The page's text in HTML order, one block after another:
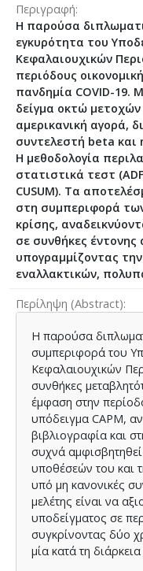
Περιγραφή
Η παρούσα
εγκυρότητα του
Κεφαλαιουχικών
περιόδους
πανδημία COVID-19.
δείγμα οκτώ
αμερικανική αγορά,
συντελεστή beta και
Η μεθοδολογία
στατιστικά τεστ
CUSUM). Τα
στη συμπεριφορά
κρίσης,
σε συνθήκες έντονης
υπογραμμίζοντας
εναλλακτικών,
Περίληψη (Abstract)
Η παρούσα
συμπεριφορά του
Κεφαλαιουχικών
συνθήκες
έμφαση στην
υπόδειγμα CAPM,
βιβλιογραφία και
συχνά
υποθέσεών του και
υπό μη κανονικές
μελέτης είναι να
υποδείγματος σε
συγκρίνοντας δύο
μία κατά τη